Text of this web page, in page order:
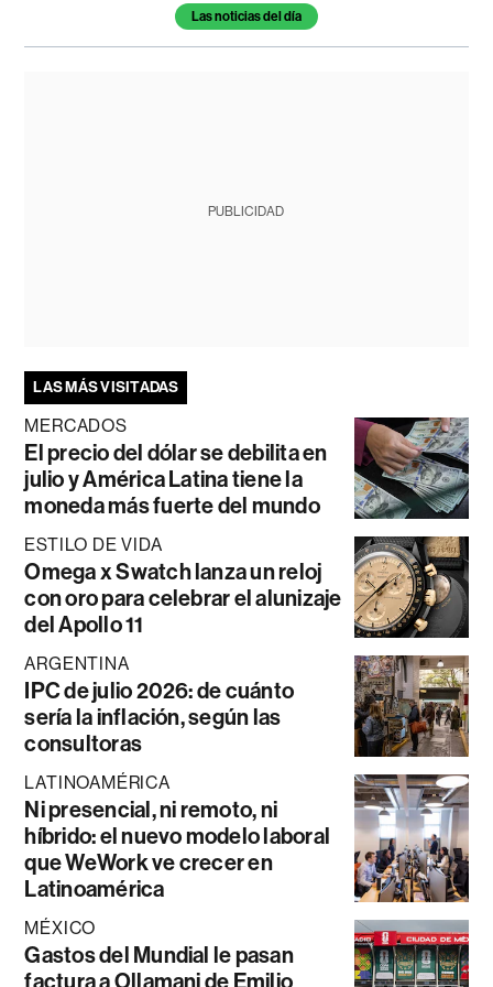
Las noticias del día
PUBLICIDAD
LAS MÁS VISITADAS
MERCADOS
El precio del dólar se debilita en
julio y América Latina tiene la
moneda más fuerte del mundo
ESTILO DE VIDA
Omega x Swatch lanza un reloj
con oro para celebrar el alunizaje
del Apollo 11
ARGENTINA
IPC de julio 2026: de cuánto
sería la inflación, según las
consultoras
LATINOAMÉRICA
Ni presencial, ni remoto, ni
híbrido: el nuevo modelo laboral
que WeWork ve crecer en
Latinoamérica
MÉXICO
Gastos del Mundial le pasan
factura a Ollamani de Emilio